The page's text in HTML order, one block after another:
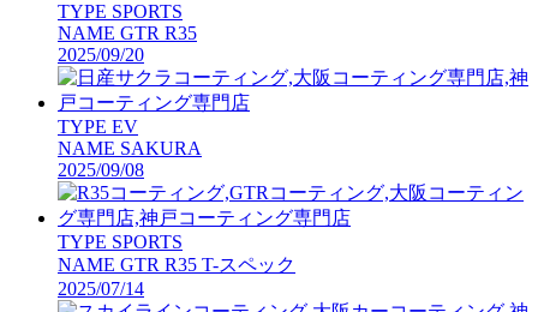
TYPE SPORTS
NAME GTR R35
2025/09/20
TYPE EV
NAME SAKURA
2025/09/08
TYPE SPORTS
NAME GTR R35 T-スペック
2025/07/14